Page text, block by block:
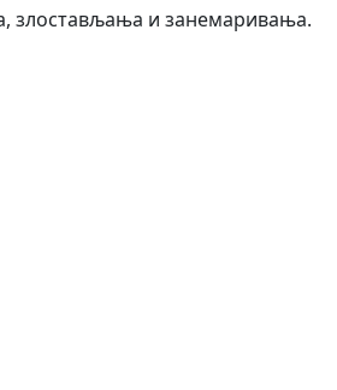
злостављања и занемаривања.